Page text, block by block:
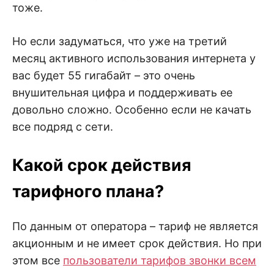
тоже.
Но если задуматься, что уже на третий
месяц активного использования интернета у
вас будет 55 гигабайт – это очень
внушительная цифра и поддерживать ее
довольно сложно. Особенно если не качать
все подряд с сети.
Какой срок действия
тарифного плана?
По данным от оператора – тариф не является
акционным и не имеет срок действия. Но при
этом все пользователи тарифов звонки всем